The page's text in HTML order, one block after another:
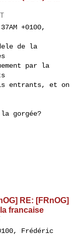
+0100,
de la
par la
entrants, et on
gorgée?
RE: [FRnOG]
francaise
Frédéric